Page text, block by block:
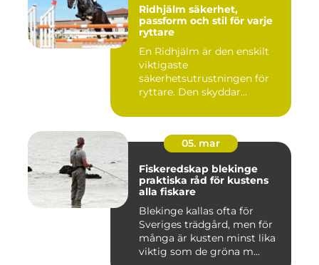
Ridhjälm säkerhet,
passform och stil för varje
ryttare
En Ridhjälm är den enskilt
viktigaste
säkerhetsutrustningen för
ryttare. Den skyddar
05. mar
Fiskeredskap blekinge
praktiska råd för kustens
alla fiskare
Blekinge kallas ofta för
Sveriges trädgård, men för
många är kusten minst lika
viktig som de gröna m...